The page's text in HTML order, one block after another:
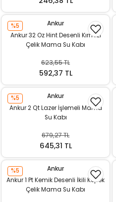
%5
Ankur
Ankur 32 Oz Hint Desenli Kırmızı
Çelik Mama Su Kabı
623,55 TL
592,37 TL
%5
Ankur
Ankur 2 Qt Lazer İşlemeli Mama
Su Kabı
679,27 TL
645,31 TL
%5
Ankur
Ankur 1 Pt Kemik Desenli İkili Köpek
Çelik Mama Su Kabı